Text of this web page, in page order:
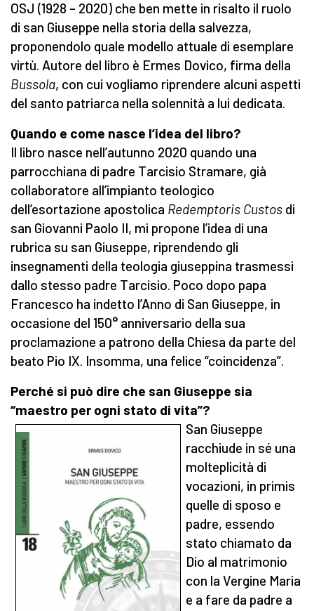
OSJ (1928 – 2020) che ben mette in risalto il ruolo
di san Giuseppe nella storia della salvezza,
proponendolo quale modello attuale di esemplare
virtù. Autore del libro è Ermes Dovico, firma della
Bussola, con cui vogliamo riprendere alcuni aspetti
del santo patriarca nella solennità a lui dedicata.
Quando e come nasce l’idea del libro?
Il libro nasce nell’autunno 2020 quando una
parrocchiana di padre Tarcisio Stramare, già
collaboratore all’impianto teologico
dell’esortazione apostolica Redemptoris Custos di
san Giovanni Paolo II, mi propone l’idea di una
rubrica su san Giuseppe, riprendendo gli
insegnamenti della teologia giuseppina trasmessi
dallo stesso padre Tarcisio. Poco dopo papa
Francesco ha indetto l’Anno di San Giuseppe, in
occasione del 150° anniversario della sua
proclamazione a patrono della Chiesa da parte del
beato Pio IX. Insomma, una felice “coincidenza”.
Perché si può dire che san Giuseppe sia
“maestro per ogni stato di vita”?
San Giuseppe
racchiude in sé una
molteplicità di
vocazioni, in primis
quelle di sposo e
padre, essendo
stato chiamato da
Dio al matrimonio
con la Vergine Maria
e a fare da padre a